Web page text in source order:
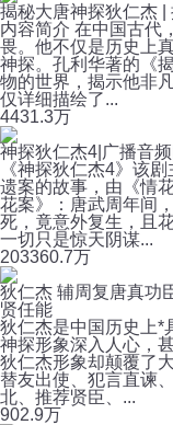
揭秘大唐神探狄仁杰 |
内容简介 在中国古代
畏。他不仅是历史上
神探。孔利华著的《
物的世界，揭示他非
仅详细描绘了...
4431.3万
神探狄仁杰4|广播音
《神探狄仁杰4》该
遗案的故事，由《情
花案》：唐武周年间
死，竟意外复生，且
一切只是惊天阴谋...
203360.7万
狄仁杰 辅周复唐真功
贤任能
狄仁杰是中国历史上*
神探形象深入人心，
狄仁杰形象却颠覆了
替友出使、犯言直谏
北、推荐贤臣、...
902.9万